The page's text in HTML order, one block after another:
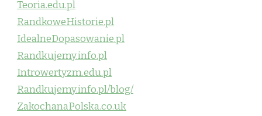
Teoria.edu.pl
RandkoweHistorie.pl
IdealneDopasowanie.pl
Randkujemy.info.pl
Introwertyzm.edu.pl
Randkujemy.info.pl/blog/
ZakochanaPolska.co.uk